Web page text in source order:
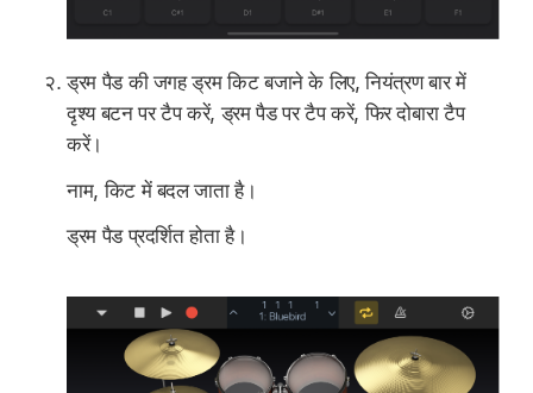
ड्रम पैड की जगह ड्रम किट बजाने के लिए, नियंत्रण बार में
दृश्य बटन पर टैप करें, ड्रम पैड पर टैप करें, फिर दोबारा टैप
करें।
नाम, किट में बदल जाता है।
ड्रम पैड प्रदर्शित होता है।